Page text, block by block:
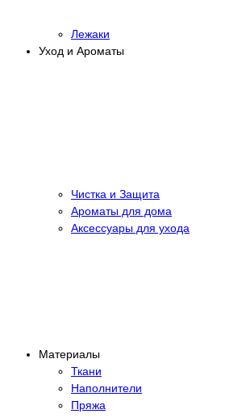
Лежаки
Уход и Ароматы
Чистка и Защита
Ароматы для дома
Аксессуары для ухода
Материалы
Ткани
Наполнители
Пряжа